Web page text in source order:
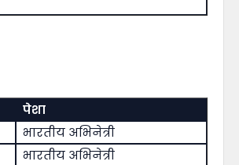
पेशा
भारतीय अभिनेत्री
भारतीय अभिनेत्री